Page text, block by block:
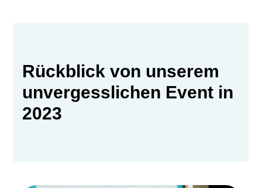
Rückblick von unserem
unvergesslichen Event in
2023